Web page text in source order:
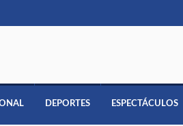
DEPORTES ESPECTÁCULOS